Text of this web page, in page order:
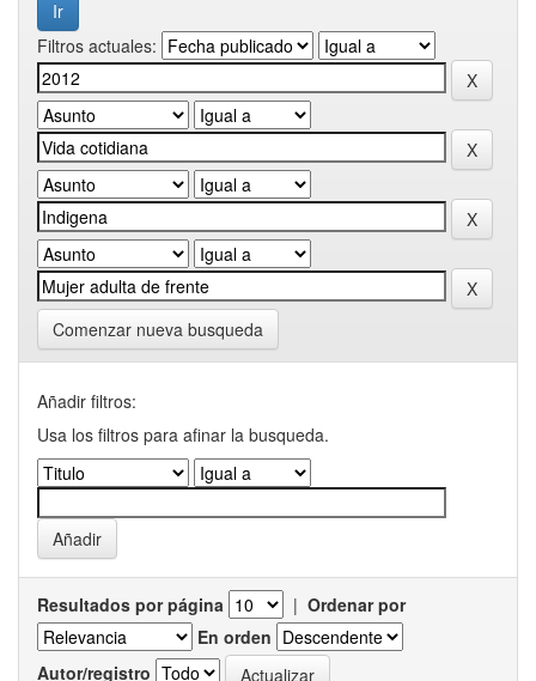
Filtros actuales:
Comenzar nueva busqueda
Añadir filtros:
Usa los filtros para afinar la busqueda.
Resultados por página | Ordenar por
En orden
Autor/registro